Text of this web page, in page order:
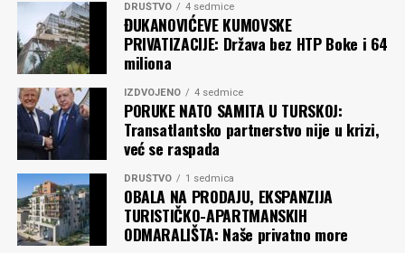
DRUŠTVO 4 sedmice
ĐUKANOVIĆEVE KUMOVSKE
PRIVATIZACIJE: Država bez HTP Boke i 64
miliona
IZDVOJENO 4 sedmice
PORUKE NATO SAMITA U TURSKOJ:
Transatlantsko partnerstvo nije u krizi,
već se raspada
DRUŠTVO 1 sedmica
OBALA NA PRODAJU, EKSPANZIJA
TURISTIČKO-APARTMANSKIH
ODMARALIŠTA: Naše privatno more